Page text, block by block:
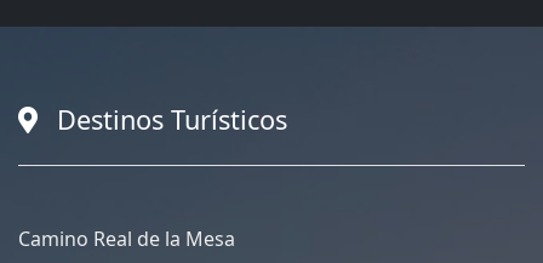
Destinos Turísticos
Camino Real de la Mesa